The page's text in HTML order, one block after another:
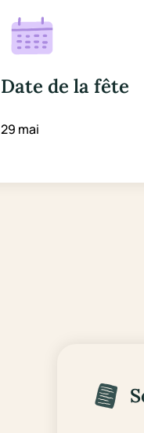
Date de la fête
29 mai